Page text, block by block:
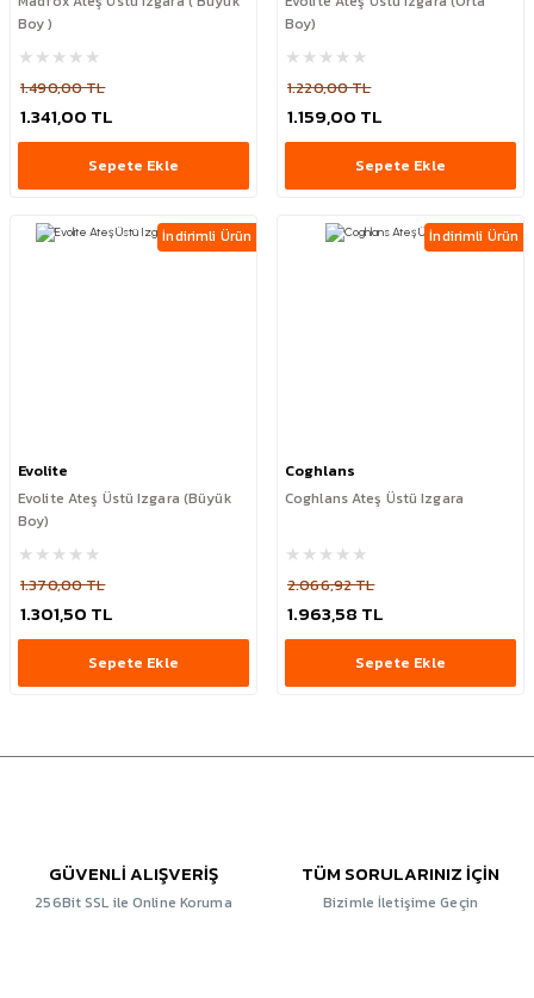
Boy )
1.490,00 TL
1.341,00 TL
Sepete Ekle
Boy)
1.220,00 TL
1.159,00 TL
Sepete Ekle
İndirimli Ürün
Evolite
Evolite Ateş Üstü Izgara (Büyük
Boy)
1.370,00 TL
1.301,50 TL
Sepete Ekle
İndirimli Ürün
Coghlans
Coghlans Ateş Üstü Izgara
2.066,92 TL
1.963,58 TL
Sepete Ekle
GÜVENLİ ALIŞVERİŞ
256Bit SSL ile Online Koruma
TÜM SORULARINIZ İÇİN
Bizimle İletişime Geçin